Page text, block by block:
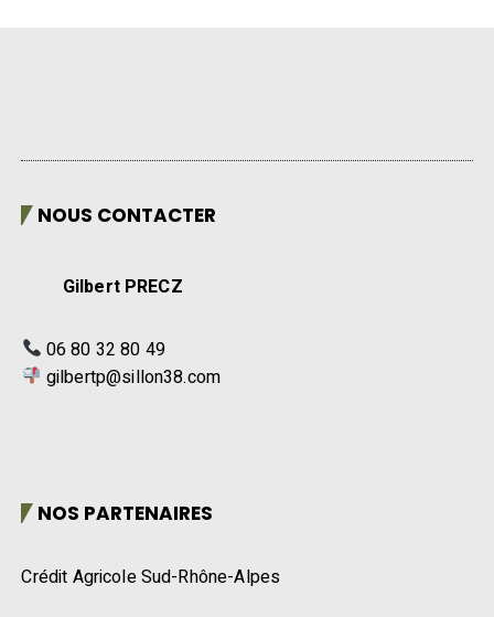
NOUS CONTACTER
Gilbert PRECZ
06 80 32 80 49
gilbertp@sillon38.com
NOS PARTENAIRES
Crédit Agricole Sud-Rhône-Alpes